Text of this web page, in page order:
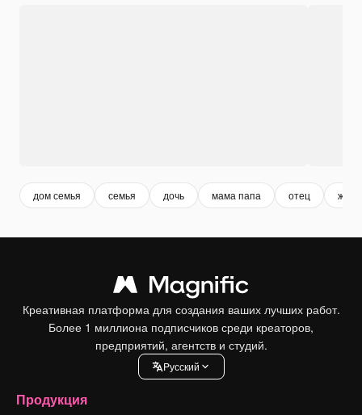
дом семья семья дочь мама папа отец
Креативная платформа для создания ваших лучших работ.
Более 1 миллиона подписчиков среди креаторов,
предприятий, агентств и студий.
Pусский
Продукция